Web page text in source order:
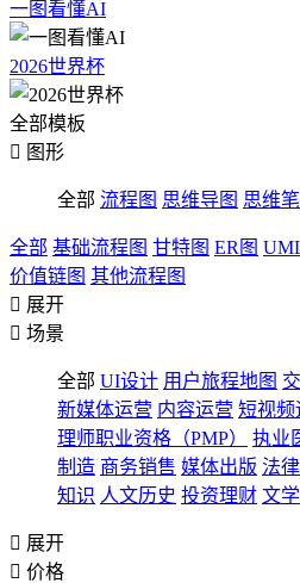
一图看懂AI
2026世界杯
全部模板
 图形
全部 流程图 思维导图 思维
全部 基础流程图 甘特图 ER图
价值链图 其他流程图
 展开
 场景
全部 UI设计 用户旅程地图
新媒体运营 内容运营 短视频
理师职业资格（PMP）
执业
制造 商务销售 媒体出版 法
知识 人文历史 投资理财 文
 展开
 价格